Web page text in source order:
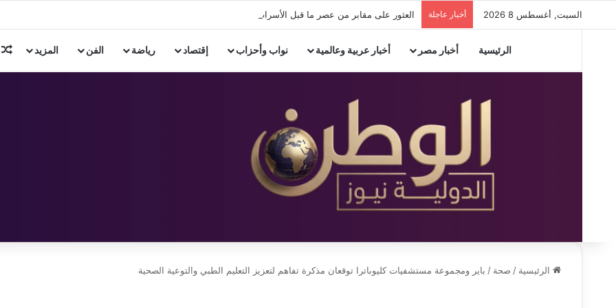
السبت, أغسطس 8 2026 أخبار عاجلة العثور على مقابر من عصر ما قبل الأسرات ومنطقة سكنية تعود لعصر الهكسوس والدولة الحديثة.
الرئيسية أخبار مصر أخبار عربية وعالمية نواب وأحزاب إقتصاد رياضة الفن المزيد
الرئيسية / صحة / باير ومجموعة مستشفيات كليوباترا توقعان مذكرة تفاهم لتعزيز التعليم الطبي والتوعية الصحية